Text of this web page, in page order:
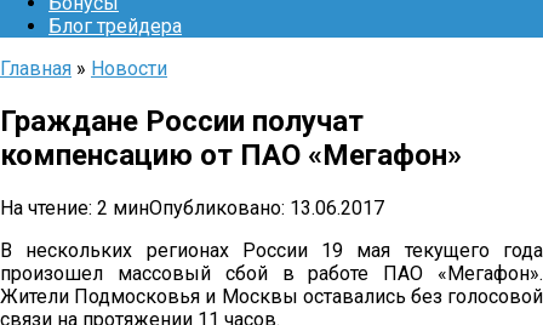
Блог трейдера
Главная » Новости
Граждане России получат
компенсацию от ПАО «Мегафон»
На чтение: 2 минОпубликовано: 13.06.2017
В нескольких регионах России 19 мая текущего года
произошел массовый сбой в работе ПАО «Мегафон».
Жители Подмосковья и Москвы оставались без голосовой
связи на протяжении 11 часов.